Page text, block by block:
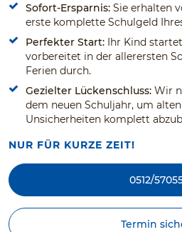
Sofort-Ersparnis: Sie erhalten
erste komplette Schulgeld
Perfekter Start: Ihr Kind
vorbereitet in der allerersten
Ferien durch.
Gezielter Lückenschluss: Wir
dem neuen Schuljahr, um
Unsicherheiten komplett
NUR FÜR KURZE ZEIT!
0512/
Termin